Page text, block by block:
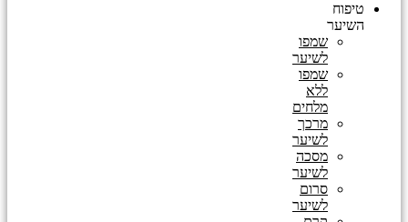
טיפוח
השיער
שמפו
לשיער
שמפו
ללא
מלחים
מרכך
לשיער
מסכה
לשיער
סרום
לשיער